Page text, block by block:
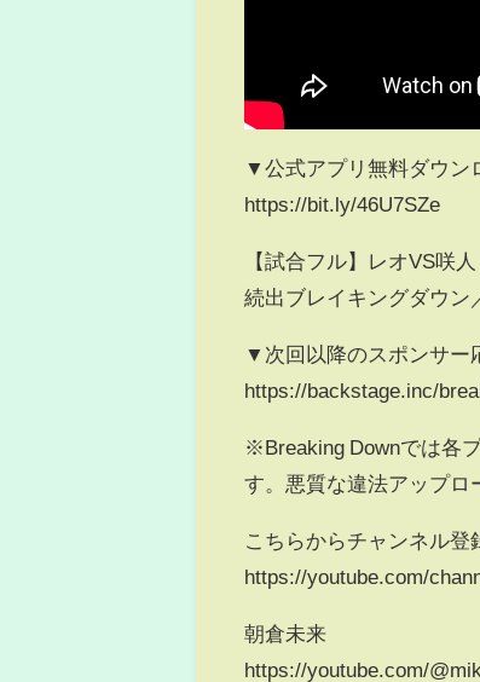
▼公式アプリ無料ダウン
https://bit.ly/46U7SZe
【試合フル】レオVS咲
続出ブレイキングダウン
▼次回以降のスポンサー
https://backstage.inc/
※Breaking Downでは各
す。悪質な違法アップロ
こちらからチャンネル登
https://youtube.com/
朝倉未来
https://youtube.com/